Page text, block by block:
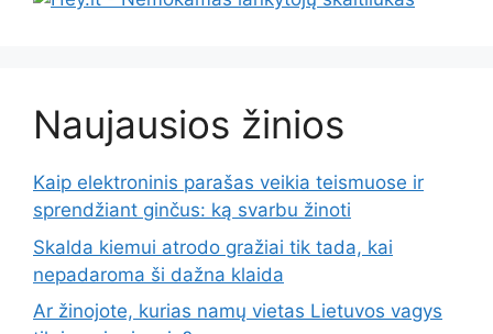
Naujausios žinios
Kaip elektroninis parašas veikia teismuose ir
sprendžiant ginčus: ką svarbu žinoti
Skalda kiemui atrodo gražiai tik tada, kai
nepadaroma ši dažna klaida
Ar žinojote, kurias namų vietas Lietuvos vagys